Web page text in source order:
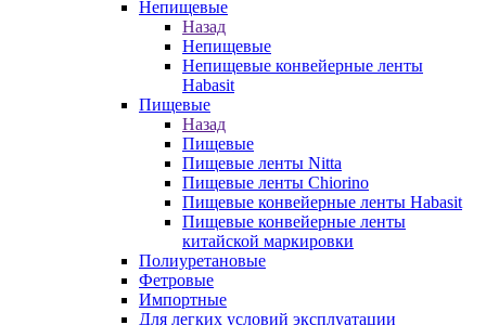
Непищевые
Назад
Непищевые
Непищевые конвейерные ленты
Habasit
Пищевые
Назад
Пищевые
Пищевые ленты Nitta
Пищевые ленты Chiorino
Пищевые конвейерные ленты Habasit
Пищевые конвейерные ленты
китайской маркировки
Полиуретановые
Фетровые
Импортные
Для легких условий эксплуатации